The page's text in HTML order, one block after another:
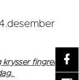
fingrene